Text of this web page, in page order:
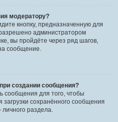
модератору?
кнопку, предназначенную для
администратором
вы пройдёте через ряд шагов,
сообщение.
создании сообщения?
сообщения для того, чтобы
загрузки сохранённого сообщения
раздела.